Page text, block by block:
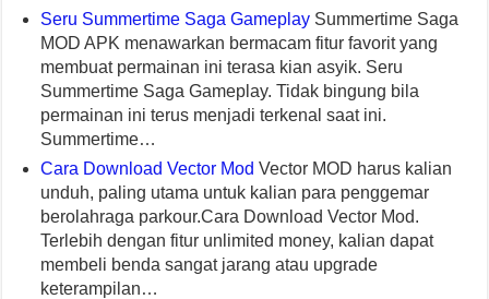
Seru Summertime Saga Gameplay Summertime Saga
MOD APK menawarkan bermacam fitur favorit yang
membuat permainan ini terasa kian asyik. Seru
Summertime Saga Gameplay. Tidak bingung bila
permainan ini terus menjadi terkenal saat ini.
Summertime…
Cara Download Vector Mod Vector MOD harus kalian
unduh, paling utama untuk kalian para penggemar
berolahraga parkour.Cara Download Vector Mod.
Terlebih dengan fitur unlimited money, kalian dapat
membeli benda sangat jarang atau upgrade
keterampilan…